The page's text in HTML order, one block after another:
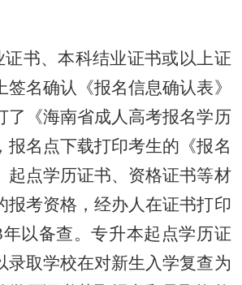
证书、本科结业证书或以上证
名确认《报名信息确认表》
了《海南省成人高考报名学历
报名点下载打印考生的《报名
起点学历证书、资格证书等材
报考资格，经办人在证书打印
以备查。专升本起点学历证
录取学校在对新生入学复查为